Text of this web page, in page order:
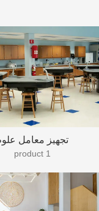
تجهيز معامل
1 product